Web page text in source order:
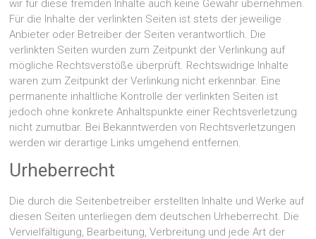
wir für diese fremden Inhalte auch keine Gewähr übernehmen.
Für die Inhalte der verlinkten Seiten ist stets der jeweilige
Anbieter oder Betreiber der Seiten verantwortlich. Die
verlinkten Seiten wurden zum Zeitpunkt der Verlinkung auf
mögliche Rechtsverstöße überprüft. Rechtswidrige Inhalte
waren zum Zeitpunkt der Verlinkung nicht erkennbar. Eine
permanente inhaltliche Kontrolle der verlinkten Seiten ist
jedoch ohne konkrete Anhaltspunkte einer Rechtsverletzung
nicht zumutbar. Bei Bekanntwerden von Rechtsverletzungen
werden wir derartige Links umgehend entfernen.
Urheberrecht
Die durch die Seitenbetreiber erstellten Inhalte und Werke auf
diesen Seiten unterliegen dem deutschen Urheberrecht. Die
Vervielfältigung, Bearbeitung, Verbreitung und jede Art der